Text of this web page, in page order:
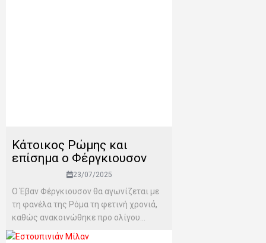
Κάτοικος Ρώμης και
επίσημα ο Φέργκιουσον
23/07/2025
Ο Έβαν Φέργκιουσον θα αγωνίζεται με
τη φανέλα της Ρόμα τη φετινή χρονιά,
καθώς ανακοινώθηκε προ ολίγου...